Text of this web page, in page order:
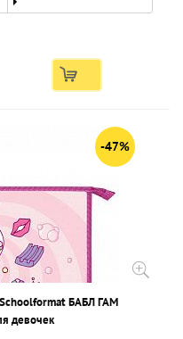
-47%
БАБЛ ГАМ
девочек